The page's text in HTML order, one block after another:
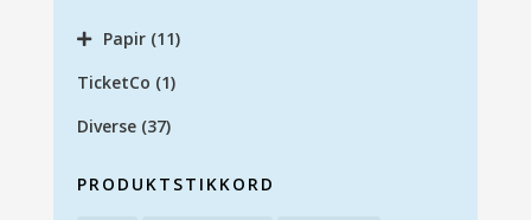
Papir (11)
TicketCo (1)
Diverse (37)
PRODUKTSTIKKORD